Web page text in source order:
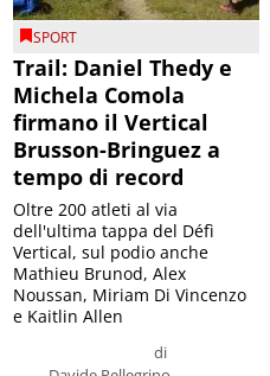
SPORT
Trail: Daniel Thedy e
Michela Comola
firmano il Vertical
Brusson-Bringuez a
tempo di record
Davide Pellegrino
Oltre 200 atleti al via
dell'ultima tappa del Défì
Vertical, sul podio anche
Mathieu Brunod, Alex
Noussan, Miriam Di Vincenzo
e Kaitlin Allen